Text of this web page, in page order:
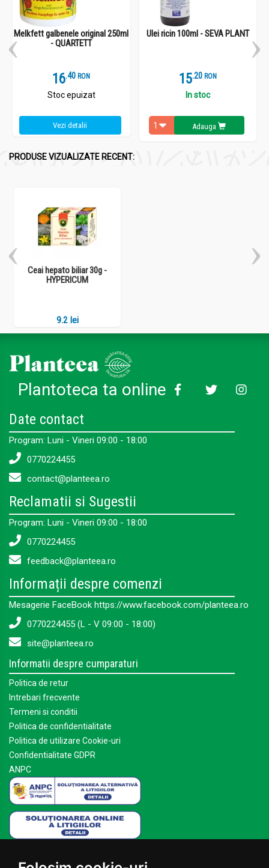
Melkfett galbenele original 250ml
- QUARTETT
16.4 RON
Stoc epuizat
Vezi detalii
Ulei ricin 100ml - SEVA PLANT
15.2 RON
In stoc
Adauga
PRODUSE VIZUALIZATE RECENT:
Ceai hepato biliar 30g -
HYPERICUM
9.2 lei
Plantoteca ta online
Date contact
Program: Luni - Vineri 09:00 - 18:00
0770224455
contact@planteea.ro
Reclamatii si Sugestii
Program: Luni - Vineri 09:00 - 18:00
0770224455
feedback@planteea.ro
Informații despre comenzi
Mesagerie FaceBook https://www.facebook.com/planteea.ro
0770224455 (L - V 09:00 - 18:00)
site@planteea.ro
Informatii despre cumparaturi
Politica de retur
Intrebari frecvente
Termeni si conditii
Politica de confidentialitate
Politica de utilizare Cookie-uri
Confidentialitate GDPR
ANPC